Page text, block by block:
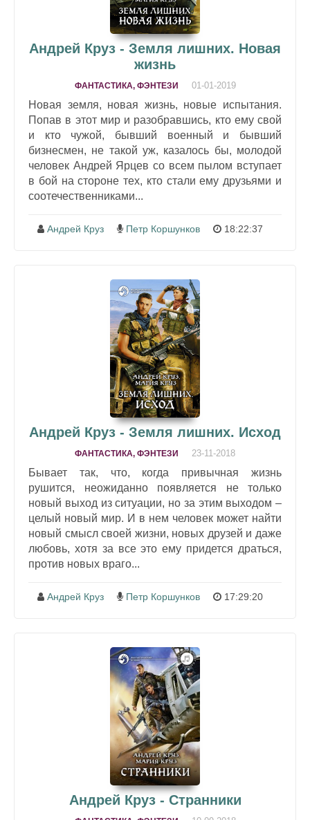
Андрей Круз - Земля лишних. Новая
жизнь
ФАНТАСТИКА, ФЭНТЕЗИ 01-01-2019
Новая земля, новая жизнь, новые испытания.
Попав в этот мир и разобравшись, кто ему свой
и кто чужой, бывший военный и бывший
бизнесмен, не такой уж, казалось бы, молодой
человек Андрей Ярцев со всем пылом вступает
в бой на стороне тех, кто стали ему друзьями и
соотечественниками...
Андрей Круз Петр Коршунков 18:22:37
Андрей Круз - Земля лишних. Исход
ФАНТАСТИКА, ФЭНТЕЗИ 23-11-2018
Бывает так, что, когда привычная жизнь
рушится, неожиданно появляется не только
новый выход из ситуации, но за этим выходом –
целый новый мир. И в нем человек может найти
новый смысл своей жизни, новых друзей и даже
любовь, хотя за все это ему придется драться,
против новых враго...
Андрей Круз Петр Коршунков 17:29:20
Андрей Круз - Странники